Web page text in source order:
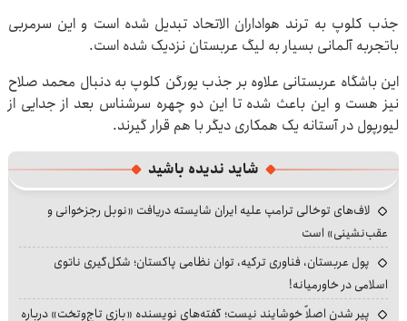
جذب کلوپ به ترند هواداران الاتحاد تبدیل شده است و این سرمربی
باتجربه آلمانی بسیار به لیگ عربستان نزدیک شده است.
این باشگاه عربستانی علاوه بر جذب یورگن کلوپ به دنبال محمد صلاح
نیز هست و این باعث شده تا این دو چهره سرشناس بعد از جدایی از
لیورپول در آستانه یک همکاری دیگر با هم قرار گیرند.
شاید ندیده باشید
لاف‌های توخالی ترامپ علیه ایران شایسته دریافت «نوبل رجزخوانی و
عقب‌نشینی» است
پول عربستان، فناوری ترکیه، توان نظامی پاکستان؛ شکل‌گیری ناتوی
اسلامی در خاورمیانه!
پیر شدن اصلاً خوشایند نیست؛ گفته‌های نویسنده «بازی تاج‌وتخت» درباره